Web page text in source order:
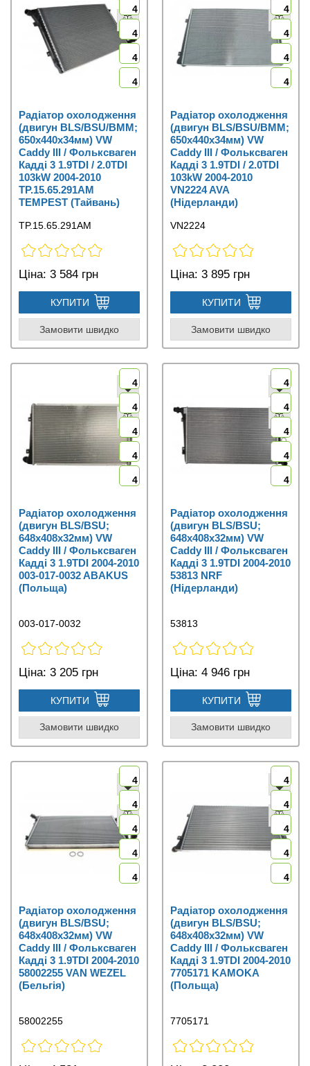
4
4
4
4
Радіатор охолодження
(двигун BLS/BSU/BMM;
650x440x34мм) VW
Caddy III / Фольксваген
Кадді 3 1.9TDI / 2.0TDI
103kW 2004-2010
TP.15.65.291AM
TEMPEST (Тайвань)
TP.15.65.291AM
Ціна: 3 584 грн
КУПИТИ
Замовити швидко
4
4
4
4
Радіатор охолодження
(двигун BLS/BSU/BMM;
650x440x34мм) VW
Caddy III / Фольксваген
Кадді 3 1.9TDI / 2.0TDI
103kW 2004-2010
VN2224 AVA
(Нідерланди)
VN2224
Ціна: 3 895 грн
КУПИТИ
Замовити швидко
4
4
4
4
4
Радіатор охолодження
(двигун BLS/BSU;
648x408x32мм) VW
Caddy III / Фольксваген
Кадді 3 1.9TDI 2004-2010
003-017-0032 ABAKUS
(Польща)
003-017-0032
Ціна: 3 205 грн
КУПИТИ
Замовити швидко
4
4
4
4
4
Радіатор охолодження
(двигун BLS/BSU;
648x408x32мм) VW
Caddy III / Фольксваген
Кадді 3 1.9TDI 2004-2010
53813 NRF
(Нідерланди)
53813
Ціна: 4 946 грн
КУПИТИ
Замовити швидко
4
4
4
4
4
Радіатор охолодження
(двигун BLS/BSU;
648x408x32мм) VW
Caddy III / Фольксваген
Кадді 3 1.9TDI 2004-2010
58002255 VAN WEZEL
(Бельгія)
58002255
4
4
4
4
4
Радіатор охолодження
(двигун BLS/BSU;
648x408x32мм) VW
Caddy III / Фольксваген
Кадді 3 1.9TDI 2004-2010
7705171 KAMOKA
(Польща)
7705171